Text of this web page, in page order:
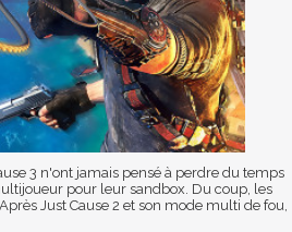
3 n'ont jamais pensé à perdre du temps
pour leur sandbox. Du coup, les
Just Cause 2 et son mode multi de fou,